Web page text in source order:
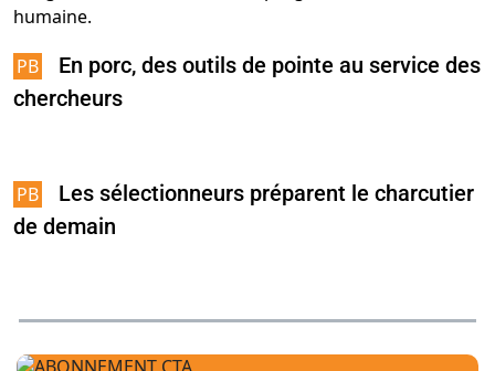
En porc, des outils de pointe au service des
chercheurs
Les sélectionneurs préparent le charcutier
de demain